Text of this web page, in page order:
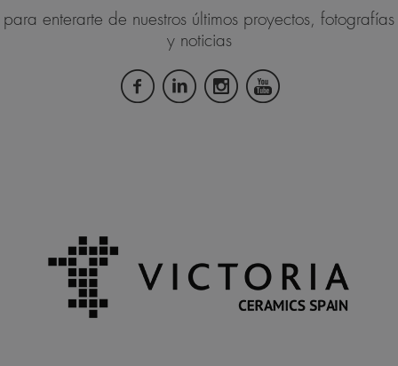
para enterarte de nuestros últimos proyectos, fotografías
y noticias